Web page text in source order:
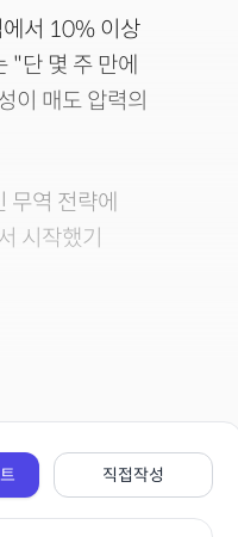
서 10% 이상
"단 몇 주 만에
이 매도 압력의
역 전략에
시작했기
직접작성